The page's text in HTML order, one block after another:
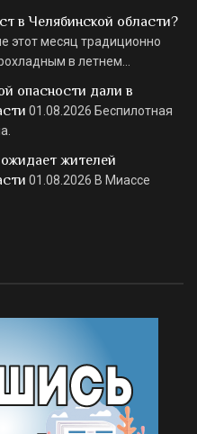
в Челябинской области?
этот месяц традиционно
в летнем…
опасности дали в
01.08.2026 Беспилотная
жителей
01.08.2026 В Миассе